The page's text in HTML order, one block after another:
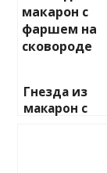
Гнезда из
макарон с